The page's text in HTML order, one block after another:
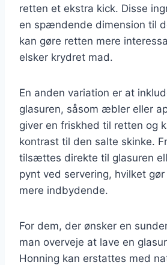
retten et ekstra kick. Disse
en spændende dimension til
kan gøre retten mere
elsker krydret mad.
En anden variation er at
glasuren, såsom æbler eller
giver en friskhed til retten og
kontrast til den salte skinke.
tilsættes direkte til glasuren
pynt ved servering, hvilket
mere indbydende.
For dem, der ønsker en
man overveje at lave en
Honning kan erstattes med